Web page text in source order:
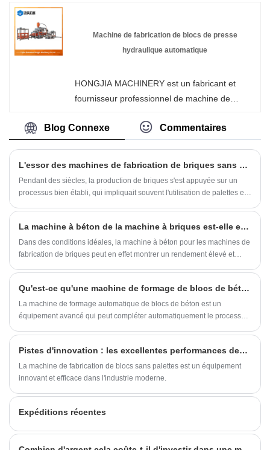
de béton. Bienvenue pour acheter une
machine de fabrication de briques chez
Machine de fabrication de blocs de presse
hydraulique automatique
HONGJIA MACHINERY est un fabricant et
fournisseur professionnel de machine de
automatique en Chine. Si vous êtes intéressé
conscience, d'un service dédié.
Blog Connexe Commentaires
L'essor des machines de fabrication de briques sans palettes
Pendant des siècles, la production de briques s'est appuyée sur un
processus bien établi, qui impliquait souvent l'utilisation de palettes en
durabilité au sein du secteur de la construction.
La machine à béton de la machine à briques est-elle efficace ?
Dans des conditions idéales, la machine à béton pour les machines de
fabrication de briques peut en effet montrer un rendement élevé et
Qu'est-ce qu'une machine de formage de blocs de béton entièrement automatique ?
La machine de formage automatique de blocs de béton est un
équipement avancé qui peut compléter automatiquement le processus
Pistes d'innovation : les excellentes performances des machines de fabrication de blocs sans palettes
La machine de fabrication de blocs sans palettes est un équipement
innovant et efficace dans l'industrie moderne.
Expéditions récentes